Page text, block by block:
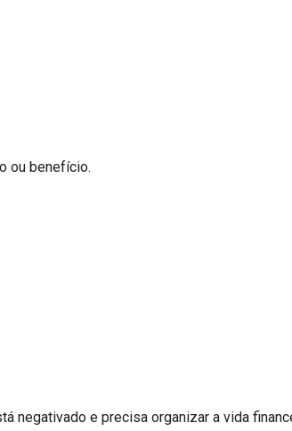
ou benefício.
negativado e precisa organizar a vida